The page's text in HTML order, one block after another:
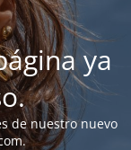
ya
de nuestro nuevo